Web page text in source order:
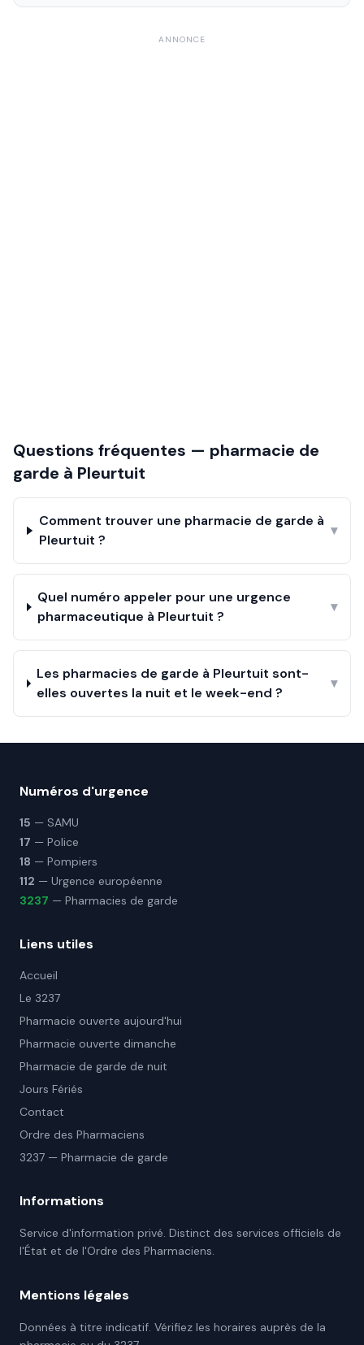
ANNONCE
Questions fréquentes — pharmacie de
garde à Pleurtuit
Comment trouver une pharmacie de garde à
Pleurtuit ?
▾
Quel numéro appeler pour une urgence
pharmaceutique à Pleurtuit ?
▾
Les pharmacies de garde à Pleurtuit sont-
elles ouvertes la nuit et le week-end ?
▾
Numéros d'urgence
15 — SAMU
17 — Police
18 — Pompiers
112 — Urgence européenne
3237 — Pharmacies de garde
Liens utiles
Accueil
Le 3237
Pharmacie ouverte aujourd'hui
Pharmacie ouverte dimanche
Pharmacie de garde de nuit
Jours Fériés
Contact
Ordre des Pharmaciens
3237 — Pharmacie de garde
Informations
Service d'information privé. Distinct des services officiels de
l'État et de l'Ordre des Pharmaciens.
Mentions légales
Données à titre indicatif. Vérifiez les horaires auprès de la